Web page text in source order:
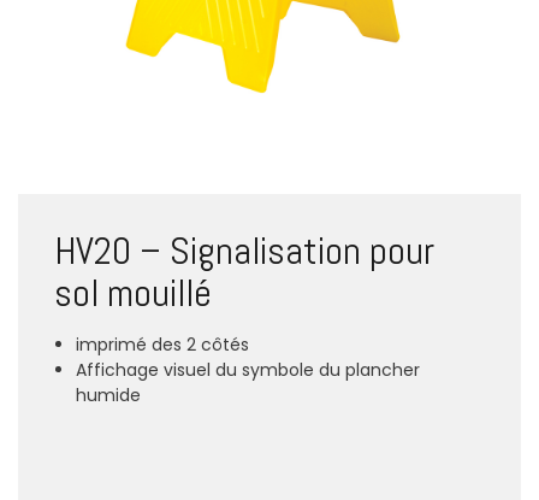
HV20 – Signalisation pour
sol mouillé
imprimé des 2 côtés
Affichage visuel du symbole du plancher
humide